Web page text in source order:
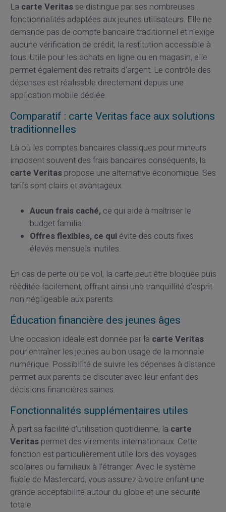
La carte Veritasse distingue par ses nombreuses
fonctionnalités adaptées aux jeunes utilisateurs. Elle ne
demande pas de compte bancaire traditionnel et n'exige
aucune vérification de crédit, la restitution accessible à
tous. Utile pour les achats en ligne ou en magasin, elle
permet également des retraits d'argent. Le contrôle des
dépenses est réalisable directement depuis une
application mobile dédiée.
Comparatif : carte Veritas face aux solutions
traditionnelles
Là où les comptes bancaires classiques pour mineurs
imposent souvent des frais bancaires conséquents, la
carte Veritaspropose une alternative économique. Ses
tarifs sont clairs et avantageux.
Aucun frais caché, ce qui aide à maîtriser le
budget familial.
Offres flexibles, ce qui évite des couts fixes
élevés mensuels inutiles.
En cas de perte ou de vol, la carte peut être bloquée puis
rééditée facilement, offrant ainsi une tranquillité d'esprit
non négligeable aux parents.
Éducation financière des jeunes âges
Une occasion idéale est donnée par la carte Veritas
pour entraîner les jeunes au bon usage de la monnaie
numérique. Possibilité de suivre les dépenses à distance
permet aux parents de discuter avec leur enfant des
décisions financières saines.
Fonctionnalités supplémentaires utiles
À part sa facilité d'utilisation quotidienne, la carte
Veritaspermet des virements internationaux. Cette
fonction est particulièrement utile lors des voyages
scolaires ou familiaux à l'étranger. Avec le système
fiable de Mastercard, vous assurez à votre enfant une
grande acceptabilité autour du globe et une sécurité
totale.